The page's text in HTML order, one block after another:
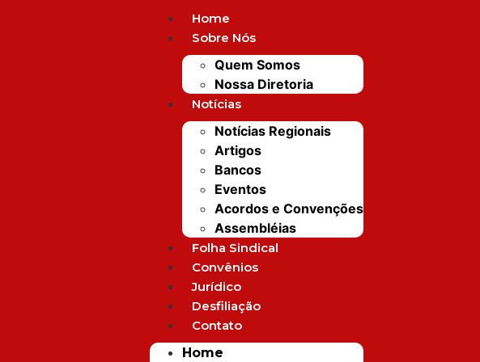
Home
Sobre Nós
Quem Somos
Nossa Diretoria
Notícias
Notícias Regionais
Artigos
Bancos
Eventos
Acordos e Convenções
Assembléias
Folha Sindical
Convênios
Jurídico
Desfiliação
Contato
Home
Bradesco desrespeita funcionários
durante a pandemia